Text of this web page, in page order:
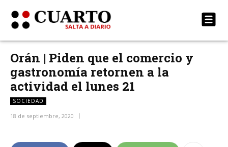
Orán | Piden que el comercio y
gastronomía retornen a la
actividad el lunes 21
SOCIEDAD
18 de septiembre, 2020